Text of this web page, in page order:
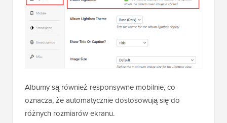
Albumy są również responsywne mobilnie, co
oznacza, że automatycznie dostosowują się do
różnych rozmiarów ekranu.